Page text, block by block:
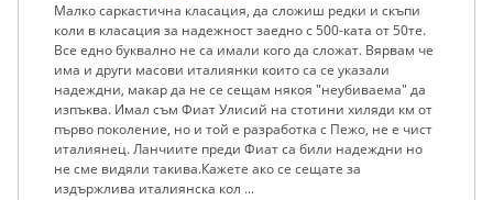
Малко саркастична класация, да сложиш редки и скъпи
коли в класация за надежност заедно с 500-ката от 50те.
Все едно буквално не са имали кого да сложат. Вярвам че
има и други масови италиянки които са се указали
надеждни, макар да не се сещам някоя "неубиваема" да
изпъква. Имал съм Фиат Улисий на стотини хиляди км от
първо поколение, но и той е разработка с Пежо, не е чист
италиянец. Ланчиите преди Фиат са били надеждни но
не сме видяли такива.Кажете ако се сещате за
издържлива италиянска кол ...